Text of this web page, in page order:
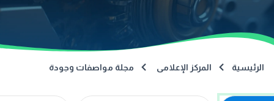
الرئيسية المركز الإعلامى مجلة مواصفات وجودة